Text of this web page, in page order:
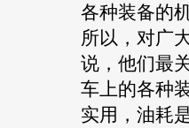
各种装备的
所以，对广
说，他们最
车上的各种
实用，油耗